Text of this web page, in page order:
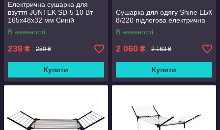
Електрична сушарка для
взуття JUNTEK SD-5 10 Вт
165х48х32 мм Синій
(hub_l3ozqo)
В наявності
239 ₴ 250 ₴
Купити
Сушарка для одягу Shine ЕБК
8/220 підлогова електрична
В наявності
2 060 ₴ 2 163 ₴
Купити